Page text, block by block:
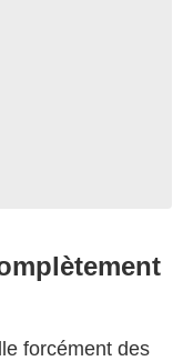
forcément des